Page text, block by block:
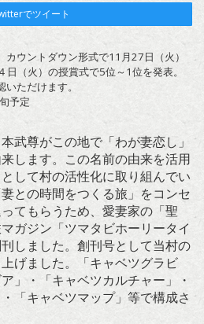
でツイート
ウントダウン形式で11月27日（火）
（火）の授賞式で5位～1位を発表。
ただけます。
予定
武尊がこの地で「わが妻恋し」
します。この名前の由来を活用
して村の活性化に取り組んでい
との時間をつくる旅」をコンセ
てもらうため、愛妻家の「聖
ガジン「ツマタビホーリータイ
しました。創刊号として当村の
げました。「キャベツグラビ
」・「キャベツカルチャー」・
「キャベツマップ」等で構成さ